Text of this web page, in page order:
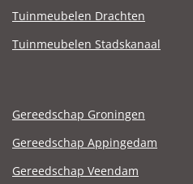
Tuinmeubelen Drachten
Tuinmeubelen Stadskanaal
Gereedschap Groningen
Gereedschap Appingedam
Gereedschap Veendam